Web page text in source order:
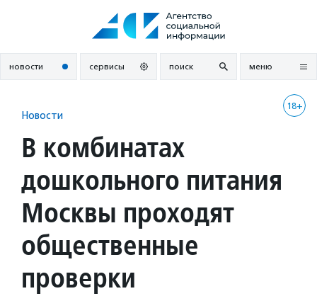
новости сервисы поиск меню
18+
Новости
В комбинатах
дошкольного питания
Москвы проходят
общественные
проверки